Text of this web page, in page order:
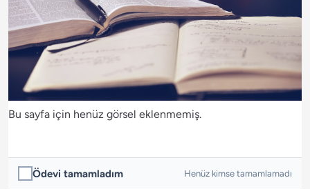
Bu sayfa için henüz görsel eklenmemiş.
Ödevi tamamladım Henüz kimse tamamlamadı